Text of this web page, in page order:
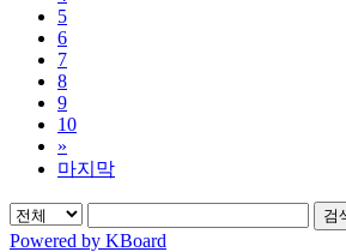
5
6
7
8
9
10
»
마지막
검
Powered by KBoard